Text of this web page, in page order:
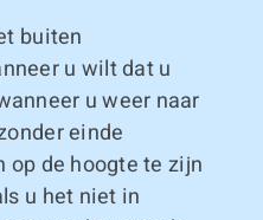
buiten
u wilt dat u
u weer naar
einde
de hoogte te zijn
u het niet in